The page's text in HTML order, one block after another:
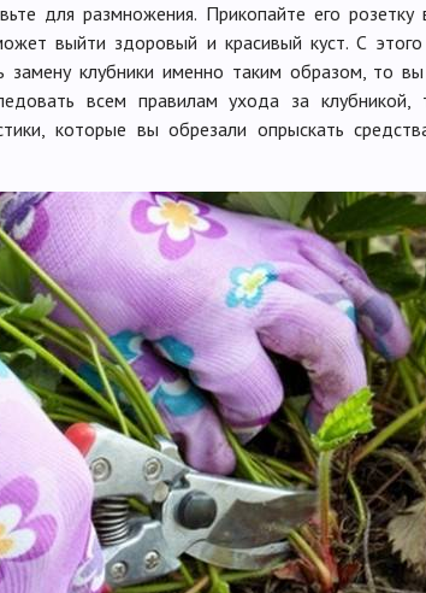
для размножения. Прикопайте его
выйти здоровый и красивый куст. С этого
замену клубники именно таким образом, то
всем правилам ухода за
которые вы обрезали опрыскать